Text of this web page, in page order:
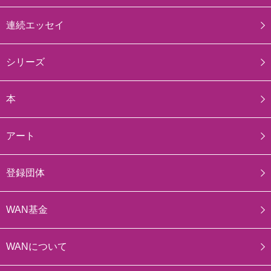
連続エッセイ
シリーズ
本
アート
登録団体
WAN基金
WANについて